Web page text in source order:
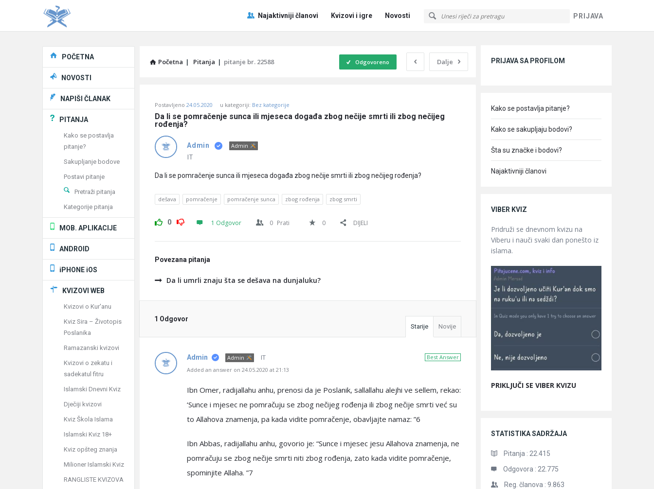
PRIJAVA
Pitaj
Učene
Navigacija
Najaktivniji članovi Kvizovi i igre Novosti
Početna | Pitanja | pitanje br. 22588 Dalje
Odgovoreno
Učene
Latest
Pitanja
Postavljeno 24.05.2020 u kategoriji: Bez kategorije
Da li se pomračenje sunca ili mjeseca događa zbog nečije smrti ili zbog nečijeg
rođenja?
Admin Admin
IT
Da li se pomračenje sunca ili mjeseca događa zbog nečije smrti ili zbog nečijeg rođenja?
dešava pomračenje pomračenje sunca zbog rođenja zbog smrti
0 1 Odgovor 0 Prati 0 DIJELI
Povezana pitanja
Da li umrli znaju šta se dešava na dunjaluku?
1 Odgovor
Starije Novije
Best Answer
Admin Admin IT
Added an answer on 24.05.2020 at 21:13
Ibn Omer, radijallahu anhu, prenosi da je Poslanik, sallallahu alejhi ve sellem, rekao:
‘Sunce i mjesec ne pomračuju se zbog nečijeg rođenja ili zbog nečije smrti već su
to Allahova znamenja, pa kada vidite pomračenje, obavljajte namaz: ”6
Ibn Abbas, radijallahu anhu, govorio je: “Sunce i mjesec jesu Allahova znamenja, ne
pomračuju se zbog nečije smrti niti zbog rođenja, zato kada vidite pomračenje,
spominjite Allaha. ”7
PRIJAVA SA PROFILOM
Kako se postavlja pitanje?
Kako se sakupljaju bodovi?
Šta su značke i bodovi?
Najaktivniji članovi
VIBER KVIZ
Pridruži se dnevnom kvizu na
Viberu i nauči svaki dan ponešto iz
islama.
PRIKLJUČI SE VIBER KVIZU
STATISTIKA SADRŽAJA
Pitanja : 22.415
Odgovora : 22.775
Reg. članova : 9.863
Explore
POČETNA
NOVOSTI
NAPIŠI ČLANAK
PITANJA
Kako se postavlja
pitanje?
Sakupljanje bodove
Postavi pitanje
Pretraži pitanja
Kategorije pitanja
MOB. APLIKACIJE
ANDROID
iPHONE iOS
KVIZOVI WEB
Kvizovi o Kur'anu
Kviz Sira – Životopis
Poslanika
Ramazanski kvizovi
Kvizovi o zekatu i
sadekatul fitru
Islamski Dnevni Kviz
Dječiji kvizovi
Kviz Škola Islama
Islamski Kviz 18+
Kviz opšteg znanja
Milioner Islamski Kviz
RANGLISTE KVIZOVA